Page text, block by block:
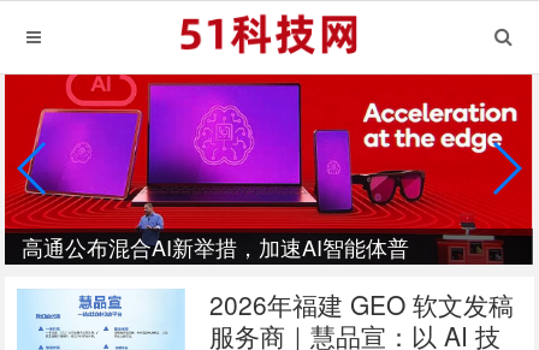
高通公布混合AI新举措，加速AI智能体普
及
2026年福建 GEO 软文发稿
服务商｜慧品宣：以 AI 技